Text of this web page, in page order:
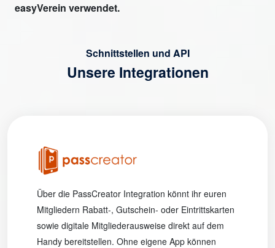
easyVerein verwendet.
Schnittstellen und API
Unsere Integrationen
Über die PassCreator Integration könnt ihr euren
Mitgliedern Rabatt-, Gutschein- oder Eintrittskarten
sowie digitale Mitgliederausweise direkt auf dem
Handy bereitstellen. Ohne eigene App können